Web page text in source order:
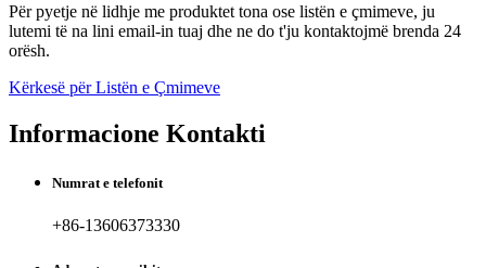
Për pyetje në lidhje me produktet tona ose listën e çmimeve, ju
lutemi të na lini email-in tuaj dhe ne do t'ju kontaktojmë brenda 24
orësh.
Kërkesë për Listën e Çmimeve
Informacione Kontakti
Numrat e telefonit
+86-13606373330